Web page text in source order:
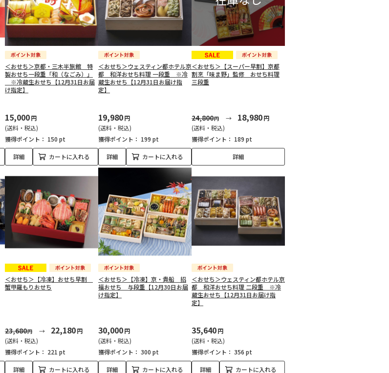
＜おせち＞京都・三木半旅館 特
製おせち一段重「和（なごみ）」
※冷蔵生おせち【12月31日お届
け指定】
15,000円
(送料・税込)
獲得ポイント： 150 pt
詳細 カートに入れる
＜おせち＞ウェスティン都ホテル京
都 和洋おせち料理 一段重 ※冷
蔵生おせち【12月31日お届け指
定】
19,980円
(送料・税込)
獲得ポイント： 199 pt
詳細 カートに入れる
＜おせち＞【スーパー早割】京都
割烹「味ま野」監修 おせち料理
三段重
24,800円 18,980円
(送料・税込)
獲得ポイント： 189 pt
詳細
＜おせち＞【冷凍】おせち早割
蟹甲羅もりおせち
23,680円 22,180円
(送料・税込)
獲得ポイント： 221 pt
詳細 カートに入れる
＜おせち＞【冷凍】京・貴船 招
福おせち 与段重【12月30日お届
け指定】
30,000円
(送料・税込)
獲得ポイント： 300 pt
詳細 カートに入れる
＜おせち＞ウェスティン都ホテル京
都 和洋おせち料理 二段重 ※冷
蔵生おせち【12月31日お届け指
定】
35,640円
(送料・税込)
獲得ポイント： 356 pt
詳細 カートに入れる